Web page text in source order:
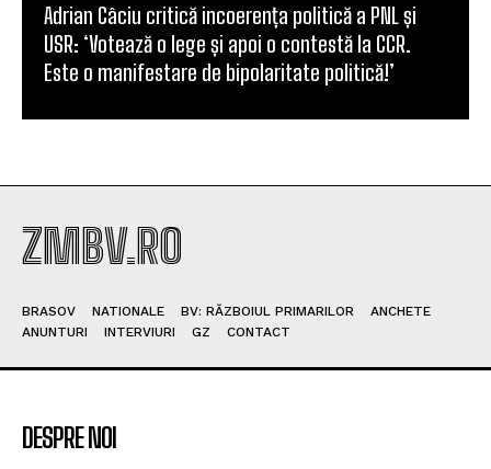
Adrian Câciu critică incoerența politică a PNL și
USR: ‘Votează o lege și apoi o contestă la CCR.
Este o manifestare de bipolaritate politică!’
ZMBV.RO
BRASOV NATIONALE BV: RĂZBOIUL PRIMARILOR
ANCHETE
ANUNTURI
INTERVIURI GZ CONTACT
DESPRE NOI